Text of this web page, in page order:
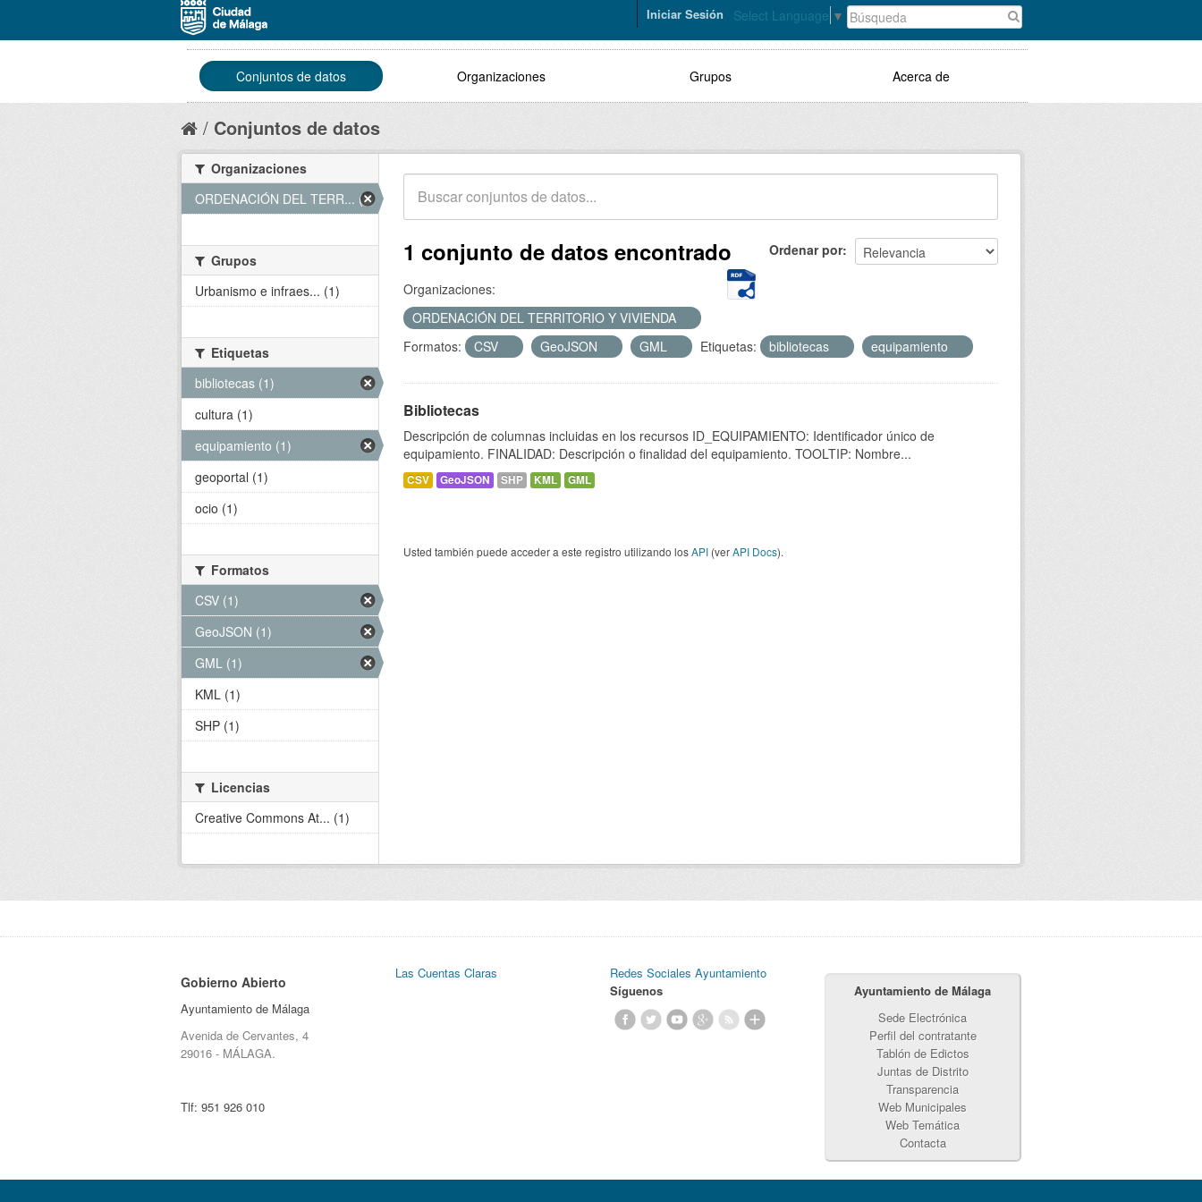
Select Language ▼
Iniciar Sesión
Conjuntos de datos Organizaciones Grupos Acerca de
Conjuntos de datos
Ordenar por
1 conjunto de datos encontrado
Organizaciones:
ORDENACIÓN DEL TERRITORIO Y VIVIENDA
Formatos:
CSV GeoJSON GML Etiquetas: bibliotecas equipamiento
Bibliotecas
Descripción de columnas incluidas en los recursos ID_EQUIPAMIENTO: Identificador único de
equipamiento. FINALIDAD: Descripción o finalidad del equipamiento. TOOLTIP: Nombre...
CSV GeoJSON SHP KML GML
Usted también puede acceder a este registro utilizando losAPI (verAPI Docs).
Organizaciones
ORDENACIÓN DEL TERR... (1)
Grupos
Urbanismo e infraes... (1)
Etiquetas
bibliotecas (1)
cultura (1)
equipamiento (1)
geoportal (1)
ocio (1)
Formatos
CSV (1)
GeoJSON (1)
GML (1)
KML (1)
SHP (1)
Licencias
Creative Commons At... (1)
Gobierno Abierto
Ayuntamiento de Málaga
Avenida de Cervantes, 4
29016 - MÁLAGA.
Tlf: 951 926 010
Las Cuentas Claras
Redes Sociales Ayuntamiento
Síguenos
Ayuntamiento de Málaga
Sede Electrónica
Perfil del contratante
Tablón de Edictos
Juntas de Distrito
Transparencia
Web Municipales
Web Temática
Contacta